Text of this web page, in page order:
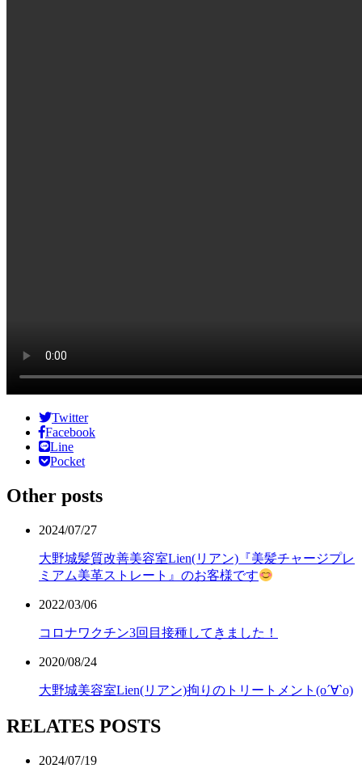
Twitter
Facebook
Line
Pocket
Other posts
2024/07/27
大野城髪質改善美容室Lien(リアン)『美髪チャージプレ
ミアム美革ストレート』のお客様です
2022/03/06
コロナワクチン3回目接種してきました！
2020/08/24
大野城美容室Lien(リアン)拘りのトリートメント(о´∀`о)
RELATES POSTS
2024/07/19